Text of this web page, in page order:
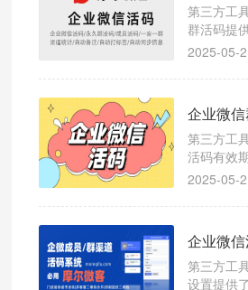
第三方工
群活码提
痛点，以
客户、优
2025-05-
第三方工
活码有效
一站式的
企业在社
场竞争中
2025-05-
第三方工
设置提供